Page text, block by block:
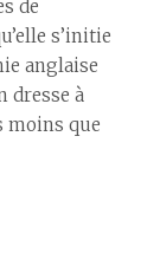
de
s’initie
anglaise
dresse à
moins que